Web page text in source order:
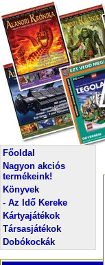
Főoldal
Nagyon akciós
termékeink!
Könyvek
- Az Idő Kereke
Kártyajátékok
Társasjátékok
Dobókockák